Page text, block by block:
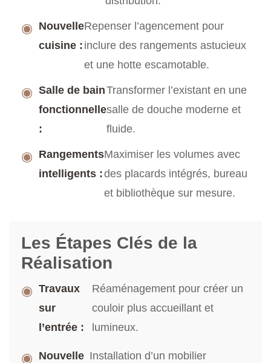
◉ Nouvelle
cuisine :
Repenser l’agencement pour
inclure des rangements astucieux
et une hotte escamotable.
◉ Salle de bain
fonctionnelle
:
Transformer l’existant en une
salle de douche moderne et
fluide.
◉ Rangements
intelligents :
Maximiser les volumes avec
des placards intégrés, bureau
et bibliothèque sur mesure.
Les Étapes Clés de la
Réalisation
◉ Travaux
sur
l’entrée :
Réaménagement pour créer un
couloir plus accueillant et
lumineux.
◉ Nouvelle Installation d’un mobilier